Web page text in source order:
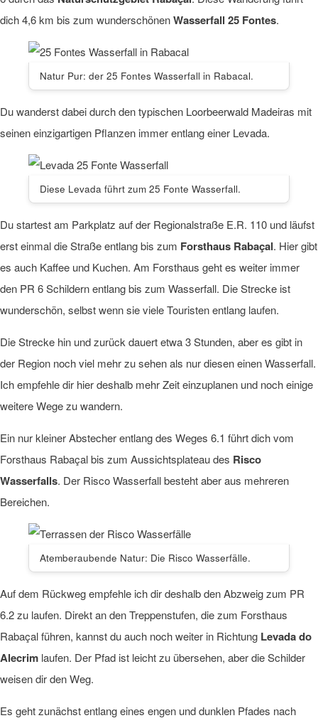
dich 4,6 km bis zum wunderschönenWasserfall 25 Fontes.
Natur Pur: der 25 Fontes Wasserfall in Rabacal.
Du wanderst dabei durch den typischen Loorbeerwald Madeiras mit
seinen einzigartigen Pflanzen immer entlang einer Levada.
Diese Levada führt zum 25 Fonte Wasserfall.
Du startest am Parkplatz auf der Regionalstraße E.R. 110 und läufst
erst einmal die Straße entlang bis zum Forsthaus Rabaçal. Hier gibt
es auch Kaffee und Kuchen. Am Forsthaus geht es weiter immer
den PR 6 Schildern entlang bis zum Wasserfall. Die Strecke ist
wunderschön, selbst wenn sie viele Touristen entlang laufen.
Die Strecke hin und zurück dauert etwa 3 Stunden, aber es gibt in
der Region noch viel mehr zu sehen als nur diesen einen Wasserfall.
Ich empfehle dir hier deshalb mehr Zeit einzuplanen und noch einige
weitere Wege zu wandern.
Ein nur kleiner Abstecher entlang des Weges 6.1 führt dich vom
Forsthaus Rabaçal bis zum Aussichtsplateau des Risco
Wasserfalls. Der Risco Wasserfall besteht aber aus mehreren
Bereichen.
Atemberaubende Natur: Die Risco Wasserfälle.
Auf dem Rückweg empfehle ich dir deshalb den Abzweig zum PR
6.2 zu laufen. Direkt an den Treppenstufen, die zum Forsthaus
Rabaçal führen, kannst du auch noch weiter in Richtung Levada do
Alecrim laufen. Der Pfad ist leicht zu übersehen, aber die Schilder
weisen dir den Weg.
Es geht zunächst entlang eines engen und dunklen Pfades nach